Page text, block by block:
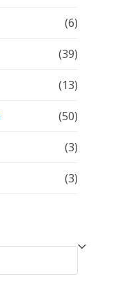
(6)
(39)
(13)
(50)
(3)
(3)